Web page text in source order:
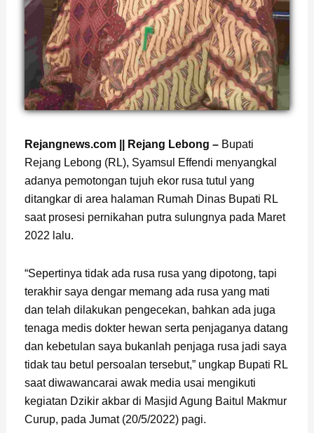
Rejangnews.com || Rejang Lebong –Bupati
Rejang Lebong (RL), Syamsul Effendi menyangkal
adanya pemotongan tujuh ekor rusa tutul yang
ditangkar di area halaman Rumah Dinas Bupati RL
saat prosesi pernikahan putra sulungnya pada Maret
2022 lalu.
“Sepertinya tidak ada rusa rusa yang dipotong, tapi
terakhir saya dengar memang ada rusa yang mati
dan telah dilakukan pengecekan, bahkan ada juga
tenaga medis dokter hewan serta penjaganya datang
dan kebetulan saya bukanlah penjaga rusa jadi saya
tidak tau betul persoalan tersebut,” ungkap Bupati RL
saat diwawancarai awak media usai mengikuti
kegiatan Dzikir akbar di Masjid Agung Baitul Makmur
Curup, pada Jumat (20/5/2022) pagi.